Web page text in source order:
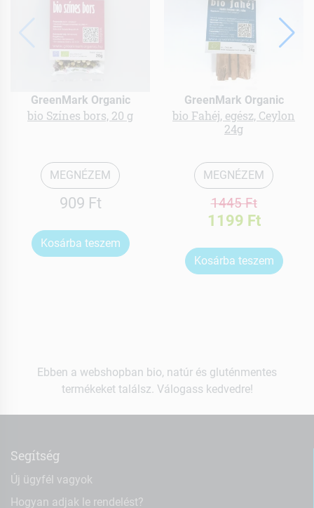
GreenMark Organic
bio Színes bors, 20 g
MEGNÉZEM
909 Ft
Kosárba teszem
GreenMark Organic
bio Fahéj, egész, Ceylon
24g
MEGNÉZEM
1445 Ft
1199 Ft
Kosárba teszem
Ebben a webshopban bio, natúr és gluténmentes
termékeket találsz. Válogass kedvedre!
Segítség
Új ügyfél vagyok
Hogyan adjak le rendelést?